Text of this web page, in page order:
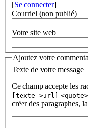
[Se connecter]
Courriel (non publié)
Votre site web
Ajoutez votre
Texte de votre message
Ce champ accepte les
[texte->url] <quote>
créer des paragraphes,